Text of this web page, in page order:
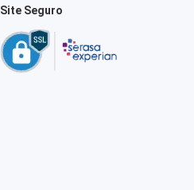
Site Seguro